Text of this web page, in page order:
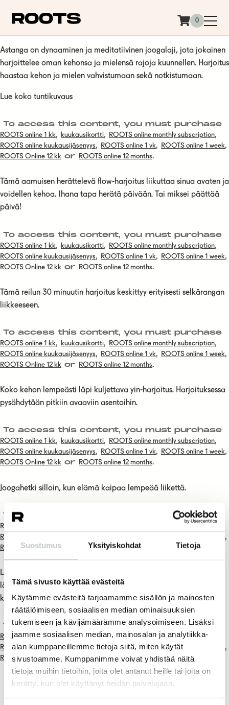
Suostumus Yksityiskohdat Tietoja
Tämä sivusto käyttää evästeitä
Käytämme evästeitä tarjoamamme sisällön ja mainosten
räätälöimiseen, sosiaalisen median ominaisuuksien
tukemiseen ja kävijämäärämme analysoimiseen. Lisäksi
jaamme sosiaalisen median, mainosalan ja analytiikka-
alan kumppaneillemme tietoja siitä, miten käytät
sivustoamme. Kumppanimme voivat yhdistää näitä
tietoja muihin tietoihin, joita olet antanut heille tai joita on
kerätty, kun olet käyttänyt heidän palvelujaan.
0
Astanga on dynaaminen ja meditatiivinen joogalaji, jota jokainen
harjoittelee oman kehonsa ja mielensä rajoja kuunnellen. Harjoitus
haastaa kehon ja mielen vahvistumaan sekä notkistumaan.
Lue koko tuntikuvaus
To access this content, you must purchase
ROOTS online 1 kk, kuukausikortti, ROOTS online monthly subscription,
ROOTS online kuukausijäsenyys, ROOTS online 1 vk, ROOTS online 1 week,
ROOTS Online 12 kk or ROOTS online 12 months.
Tämä aamuisen herättelevä flow-harjoitus liikuttaa sinua avaten ja
voidellen kehoa. Ihana tapa herätä päivään. Tai miksei päättää
päivä!
To access this content, you must purchase
ROOTS online 1 kk, kuukausikortti, ROOTS online monthly subscription,
ROOTS online kuukausijäsenyys, ROOTS online 1 vk, ROOTS online 1 week,
ROOTS Online 12 kk or ROOTS online 12 months.
Tämä reilun 30 minuutin harjoitus keskittyy erityisesti selkärangan
liikkeeseen.
To access this content, you must purchase
ROOTS online 1 kk, kuukausikortti, ROOTS online monthly subscription,
ROOTS online kuukausijäsenyys, ROOTS online 1 vk, ROOTS online 1 week,
ROOTS Online 12 kk or ROOTS online 12 months.
Koko kehon lempeästi läpi kuljettava yin-harjoitus. Harjoituksessa
pysähdytään pitkiin avaaviin asentoihin.
To access this content, you must purchase
ROOTS online 1 kk, kuukausikortti, ROOTS online monthly subscription,
ROOTS online kuukausijäsenyys, ROOTS online 1 vk, ROOTS online 1 week,
ROOTS Online 12 kk or ROOTS online 12 months.
Joogahetki silloin, kun elämä kaipaa lempeää liikettä.
To access this content, you must purchase
ROOTS online 1 kk
ROOTS online kuukausijäsenyys ,
ROOTS Online 12 kk ROOTS online 12 months
Leikittelevä ja virtaava tunti. Tämä dynaaminen harjoitus nostaa
lämpöä ja sykettä ja antaa hien virrata. Tunti vie sinua kohti
käsitasapainoja, kohti erilaisia lintuja.
To access this content, you must purchase
ROOTS online 1 kk,kuukausikortti,ROOTS online monthly subscription
ROOTS online kuukausijäsenyys ,ROOTS online 1 vk, ROOTS online 1 week ,
ROOTS Online 12 kk orROOTS online 12 months.
« Previous Page
1